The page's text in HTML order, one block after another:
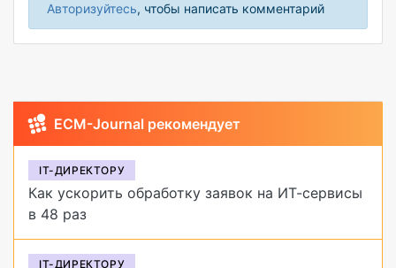
Авторизуйтесь, чтобы написать комментарий
ECM-Journal рекомендует
IT-ДИРЕКТОРУ
Как ускорить обработку заявок на ИТ-сервисы
в 48 раз
IT-ДИРЕКТОРУ